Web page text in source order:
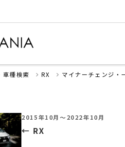
車種検索 RX マイナーチェンジ・
2015年10月～2022年10月
RX